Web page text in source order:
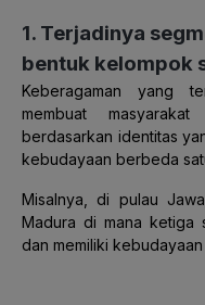
1. Terjadinya
bentuk kelompok
Keberagaman yang
membuat
berdasarkan identitas
kebudayaan berbeda
Misalnya, di pulau
Madura di mana ketiga
dan memiliki